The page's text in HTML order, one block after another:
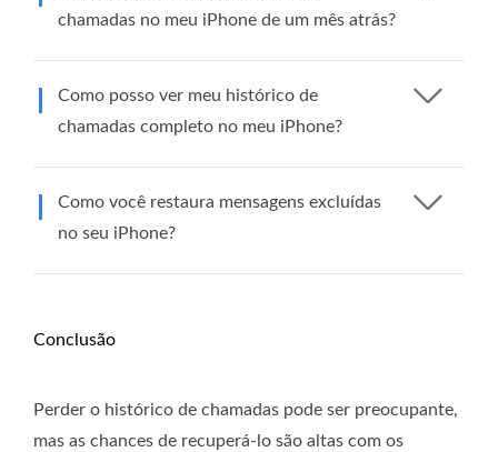
chamadas no meu iPhone de um mês atrás?
Como posso ver meu histórico de
chamadas completo no meu iPhone?
Como você restaura mensagens excluídas
no seu iPhone?
Conclusão
Perder o histórico de chamadas pode ser preocupante,
mas as chances de recuperá-lo são altas com os